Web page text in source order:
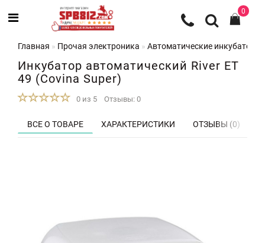
0
Главная Прочая электроника Автоматические инкубаторы
Инкубатор автоматический River ET
49 (Covina Super)
0 из 5 Отзывы: 0
ВСЕ О ТОВАРЕ ХАРАКТЕРИСТИКИ ОТЗЫВЫ (0)